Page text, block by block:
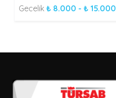
Gecelik ₺ 8.000 - ₺ 15.000